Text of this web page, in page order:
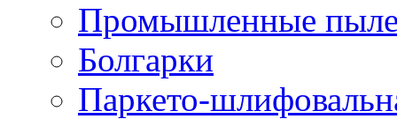
Промышленные
Болгарки
Паркето-